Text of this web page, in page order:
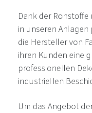
Dank der Rohstoffe
in unseren
die Hersteller von
ihren Kunden eine
professionellen
industriellen
Um das Angebot